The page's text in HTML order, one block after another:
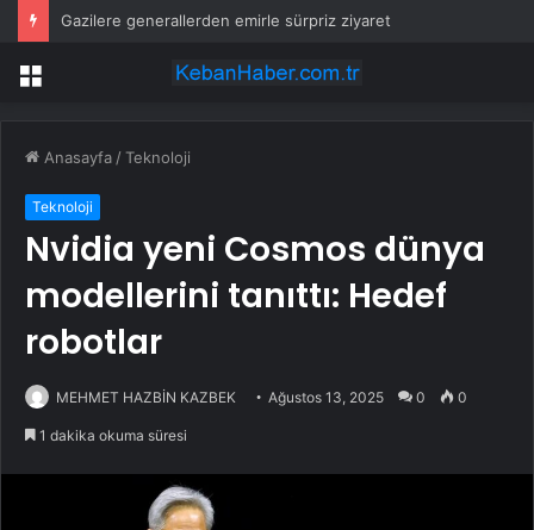
Gazilere generallerden emirle sürpriz ziyaret
Menü
Anasayfa /Teknoloji
Teknoloji
Nvidia yeni Cosmos dünya
modellerini tanıttı: Hedef
robotlar
MEHMET HAZBİN KAZBEK Ağustos 13, 2025 0 0
1 dakika okuma süresi